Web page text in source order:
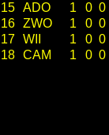
15 ADO 1 0 0
16 ZWO 1 0 0
17 WII 1 0 0
18 CAM 1 0 0